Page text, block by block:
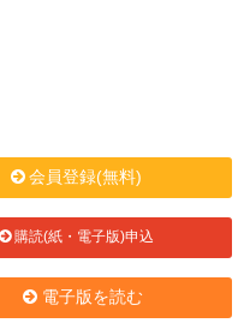
会員登録(無料)
購読(紙・電子版)申込
電子版を読む